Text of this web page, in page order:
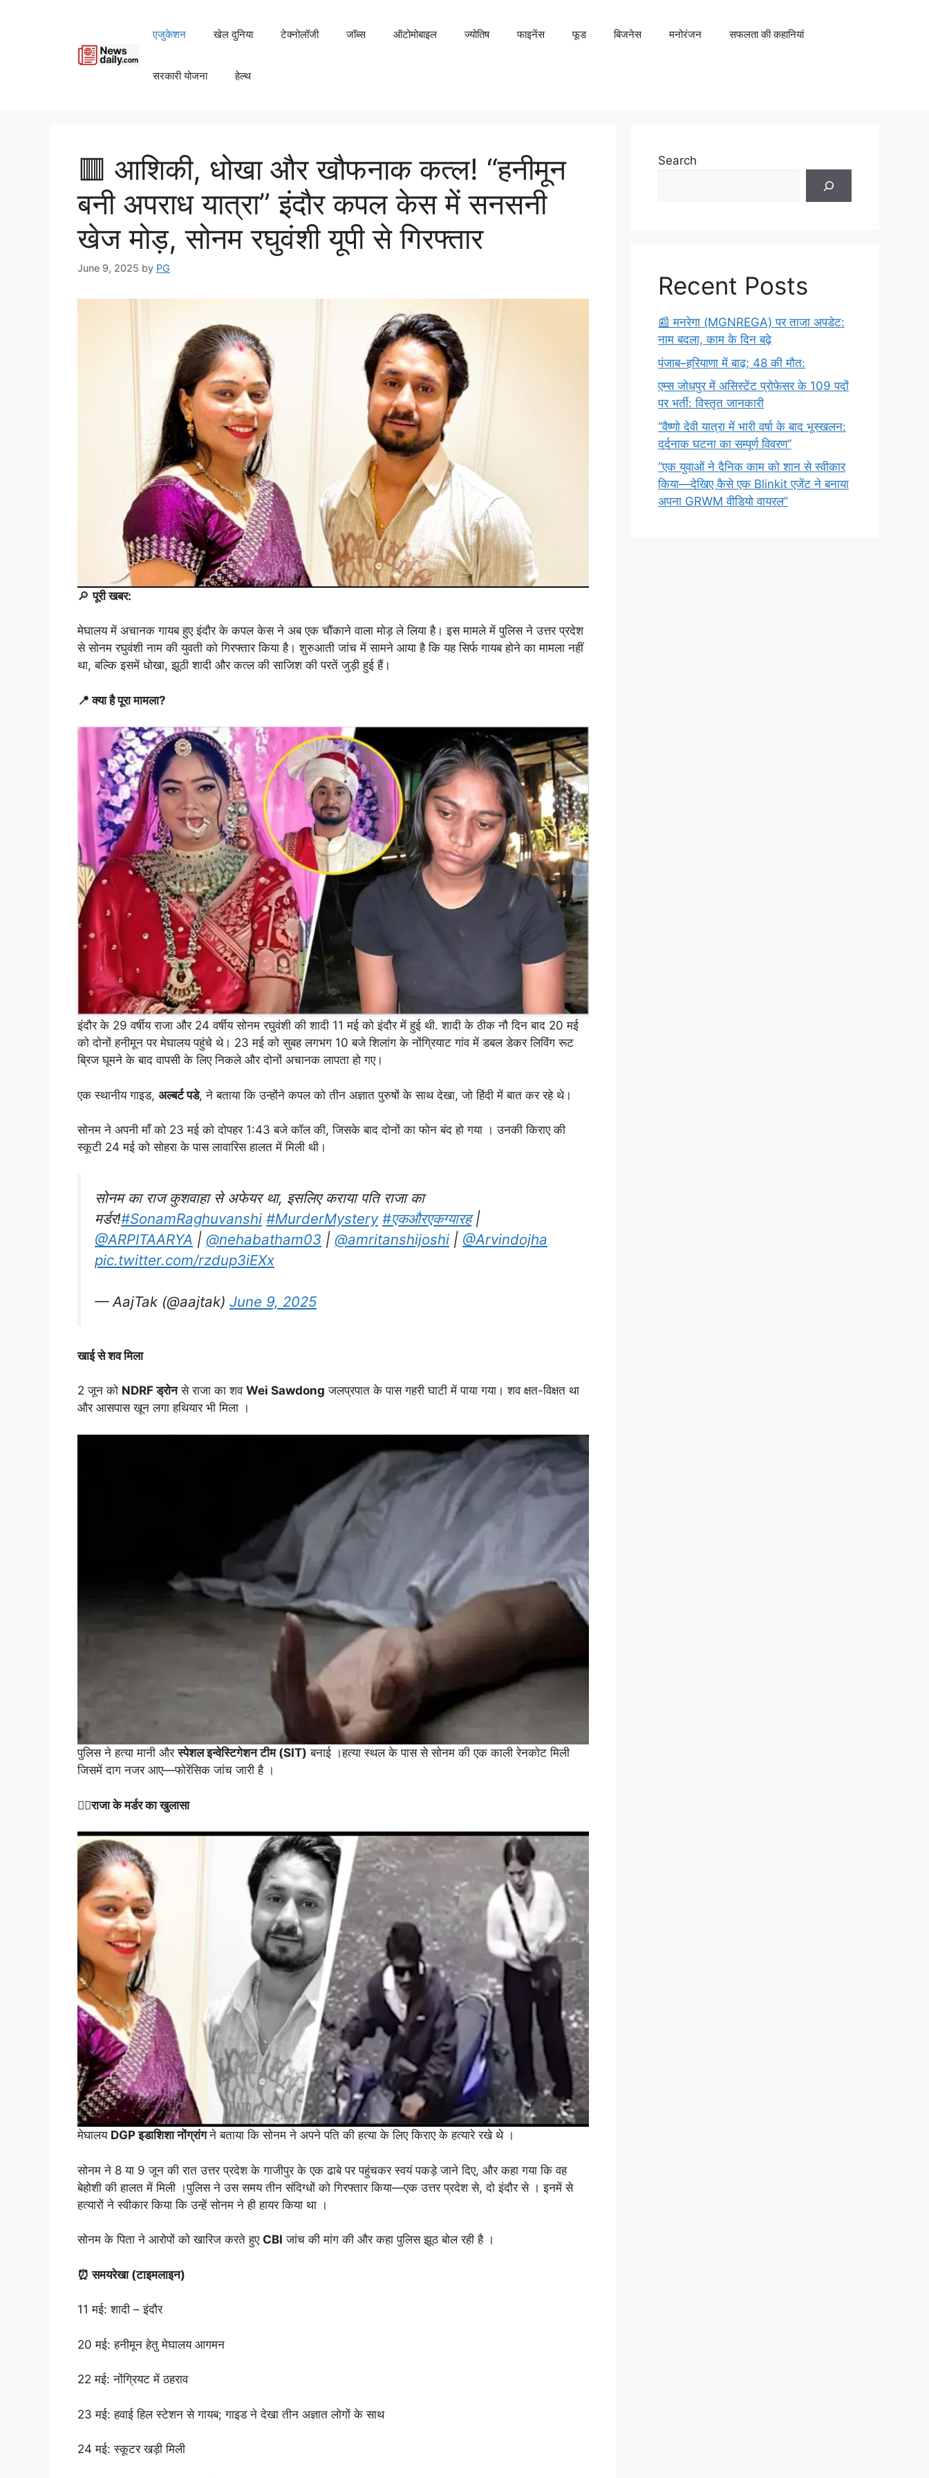
एजुकेशन खेल दुनिया टेक्नोलॉजी जॉब्स ऑटोमोबाइल ज्योतिष फाइनेंस फूड बिजनेस मनोरंजन सफलता की कहानियां
सरकारी योजना हेल्थ
🟥 आशिकी, धोखा और खौफनाक कत्ल! “हनीमून
बनी अपराध यात्रा” इंदौर कपल केस में सनसनी
खेज मोड़, सोनम रघुवंशी यूपी से गिरफ्तार
June 9, 2025 by PG
🔎पूरी खबर:
मेघालय में अचानक गायब हुए इंदौर के कपल केस ने अब एक चौंकाने वाला मोड़ ले लिया है। इस मामले में पुलिस ने उत्तर प्रदेश
से सोनम रघुवंशी नाम की युवती को गिरफ्तार किया है। शुरुआती जांच में सामने आया है कि यह सिर्फ गायब होने का मामला नहीं
था, बल्कि इसमें धोखा, झूठी शादी और कत्ल की साजिश की परतें जुड़ी हुई हैं।
📍 क्या है पूरा मामला?
इंदौर के 29 वर्षीय राजा और 24 वर्षीय सोनम रघुवंशी की शादी 11 मई को इंदौर में हुई थी. शादी के ठीक नौ दिन बाद 20 मई
को दोनों हनीमून पर मेघालय पहुंचे थे। 23 मई को सुबह लगभग 10 बजे शिलांग के नोंग्रियाट गांव में डबल डेकर लिविंग रूट
ब्रिज घूमने के बाद वापसी के लिए निकले और दोनों अचानक लापता हो गए।
एक स्थानीय गाइड, अल्बर्ट पडे, ने बताया कि उन्होंने कपल को तीन अज्ञात पुरुषों के साथ देखा, जो हिंदी में बात कर रहे थे।
सोनम ने अपनी माँ को 23 मई को दोपहर 1:43 बजे कॉल की, जिसके बाद दोनों का फोन बंद हो गया । उनकी किराए की
स्कूटी 24 मई को सोहरा के पास लावारिस हालत में मिली थी।
सोनम का राज कुशवाहा से अफेयर था, इसलिए कराया पति राजा का
मर्डर!#SonamRaghuvanshi #MurderMystery #एकऔरएकग्यारह|
@ARPITAARYA | @nehabatham03 | @amritanshijoshi | @Arvindojha
pic.twitter.com/rzdup3iEXx
— AajTak (@aajtak) June 9, 2025
खाई से शव मिला
2 जून को NDRF ड्रोनसे राजा का शव Wei Sawdong जलप्रपात के पास गहरी घाटी में पाया गया। शव क्षत-विक्षत था
और आसपास खून लगा हथियार भी मिला ।
पुलिस ने हत्या मानी औरस्पेशल इन्वेस्टिगेशन टीम (SIT) बनाई ।हत्या स्थल के पास से सोनम की एक काली रेनकोट मिली
जिसमें दाग नजर आए—फोरेंसिक जांच जारी है ।
👮‍♀️राजा के मर्डर का खुलासा
मेघालय DGP इडाशिशा नोंग्रांगने बताया कि सोनम ने अपने पति की हत्या के लिए किराए के हत्यारे रखे थे ।
सोनम ने 8 या 9 जून की रात उत्तर प्रदेश के गाजीपुर के एक ढाबे पर पहुंचकर स्वयं पकड़े जाने दिए, और कहा गया कि वह
बेहोशी की हालत में मिली ।पुलिस ने उस समय तीन संदिग्धों को गिरफ्तार किया—एक उत्तर प्रदेश से, दो इंदौर से । इनमें से
हत्यारों ने स्वीकार किया कि उन्हें सोनम ने ही हायर किया था ।
सोनम के पिता ने आरोपों को खारिज करते हुए CBI जांच की मांग की और कहा पुलिस झूठ बोल रही है ।
⏰ समयरेखा (टाइमलाइन)
11 मई: शादी – इंदौर
20 मई: हनीमून हेतु मेघालय आगमन
22 मई: नोंग्रियट में ठहराव
23 मई: हवाई हिल स्टेशन से गायब; गाइड ने देखा तीन अज्ञात लोगों के साथ
24 मई: स्कूटर खड़ी मिली
Search
Recent Posts
​📰 मनरेगा (MGNREGA) पर ताजा अपडेट:
नाम बदला, काम के दिन बढ़े
पंजाब–हरियाणा में बाढ़; 48 की मौत:
एम्स जोधपुर में असिस्टेंट प्रोफेसर के 109 पदों
पर भर्ती: विस्तृत जानकारी
“वैष्णो देवी यात्रा में भारी वर्षा के बाद भूस्खलन:
दर्दनाक घटना का सम्पूर्ण विवरण”
“एक युवाओं ने दैनिक काम को शान से स्वीकार
किया—देखिए कैसे एक Blinkit एजेंट ने बनाया
अपना GRWM वीडियो वायरल”